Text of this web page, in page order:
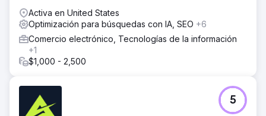
Activa en United States
Optimización para búsquedas con IA, SEO +6
Comercio electrónico, Tecnologías de la información
+1
$1,000 - 2,500
5